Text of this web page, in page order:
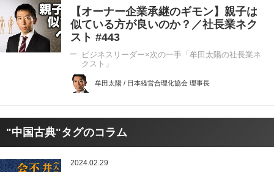
【オーナー企業承継のギモン】親子は
似ている方が良いのか？／社長業ネク
スト #443
ビジネスリーダー×次の一手「牟田太陽の社長業ネ
クスト」
牟田太陽 / 日本経営合理化協会 理事長
"中国古典"タグのコラム
2024.02.29